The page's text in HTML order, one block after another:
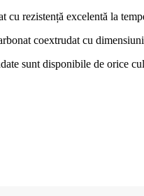
cu rezistență excelentă la
coextrudat cu dimensiuni
sunt disponibile de orice